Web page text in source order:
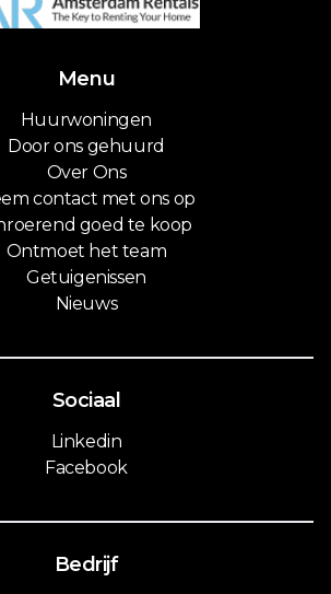
Menu
Huurwoningen
Door ons gehuurd
Over Ons
contact met ons op
goed te koop
Ontmoet het team
Getuigenissen
Nieuws
Sociaal
Linkedin
Facebook
Bedrijf